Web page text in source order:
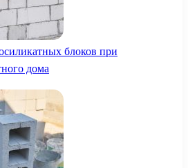
блоков при
дома